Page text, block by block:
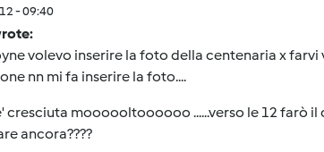
- 09:40
volevo inserire la foto della centenaria x
nn mi fa inserire la foto....
cresciuta moooooltoooooo ......verso le 12 farò
ancora????